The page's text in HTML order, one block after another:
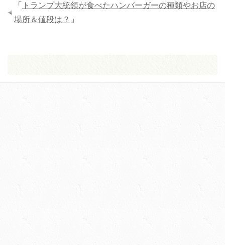
「
トランプ大統領が食べたハンバーガーの種類やお店の
場所＆値段は？ 」